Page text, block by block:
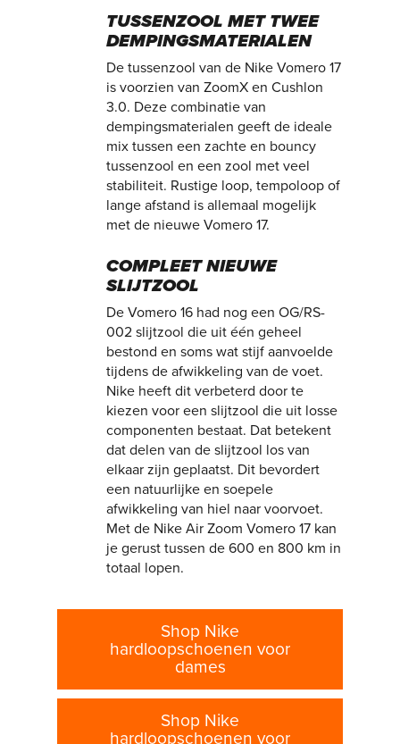
TUSSENZOOL MET TWEE
DEMPINGSMATERIALEN
De tussenzool van de Nike Vomero 17
is voorzien van ZoomX en Cushlon
3.0. Deze combinatie van
dempingsmaterialen geeft de ideale
mix tussen een zachte en bouncy
tussenzool en een zool met veel
stabiliteit. Rustige loop, tempoloop of
lange afstand is allemaal mogelijk
met de nieuwe Vomero 17.
COMPLEET NIEUWE
SLIJTZOOL
De Vomero 16 had nog een OG/RS-
002 slijtzool die uit één geheel
bestond en soms wat stijf aanvoelde
tijdens de afwikkeling van de voet.
Nike heeft dit verbeterd door te
kiezen voor een slijtzool die uit losse
componenten bestaat. Dat betekent
dat delen van de slijtzool los van
elkaar zijn geplaatst. Dit bevordert
een natuurlijke en soepele
afwikkeling van hiel naar voorvoet.
Met de Nike Air Zoom Vomero 17 kan
je gerust tussen de 600 en 800 km in
totaal lopen.
Shop Nike
hardloopschoenen voor
dames
Shop Nike
hardloopschoenen voor